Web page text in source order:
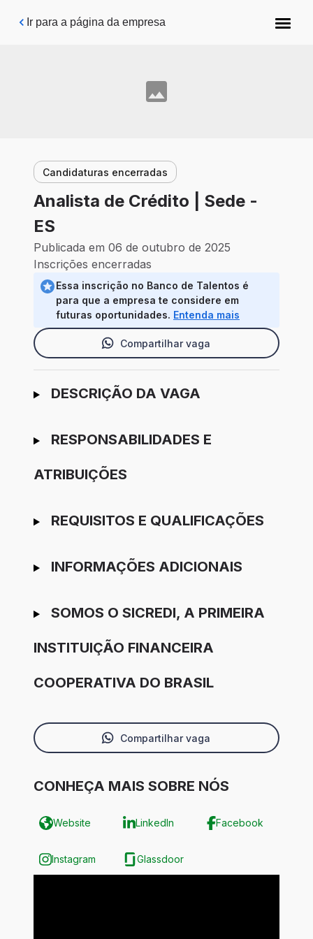
Pular para o conteúdo principal
Ir para a página da empresa
Candidaturas encerradas
Analista de Crédito | Sede -
ES
Publicada em 06 de outubro de 2025
Inscrições encerradas
Essa inscrição no Banco de Talentos é
para que a empresa te considere em
futuras oportunidades. Entenda mais
Compartilhar vaga
Ir para candidatura
DESCRIÇÃO DA VAGA
RESPONSABILIDADES E
ATRIBUIÇÕES
REQUISITOS E QUALIFICAÇÕES
INFORMAÇÕES ADICIONAIS
SOMOS O SICREDI, A PRIMEIRA
INSTITUIÇÃO FINANCEIRA
COOPERATIVA DO BRASIL
Compartilhar vaga
CONHEÇA MAIS SOBRE NÓS
Website LinkedIn Facebook
Instagram Glassdoor